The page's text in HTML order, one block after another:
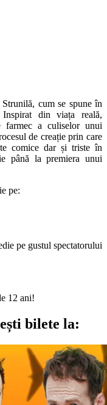
cum se spune în
din viața reală,
farmec a culiselor unui
de creație prin care
comice dar și triste în
până la premiera unui
pe:
pe gustul spectatorului
12 ani!
bilete la: